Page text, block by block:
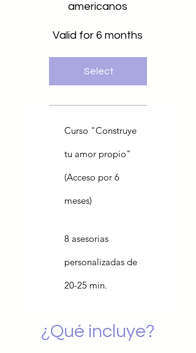
americanos
Valid for 6 months
Select
Curso "Construye
tu amor propio"
(Acceso por 6
meses)
8 asesorias
personalizadas de
20-25 min.
¿Qué incluye?